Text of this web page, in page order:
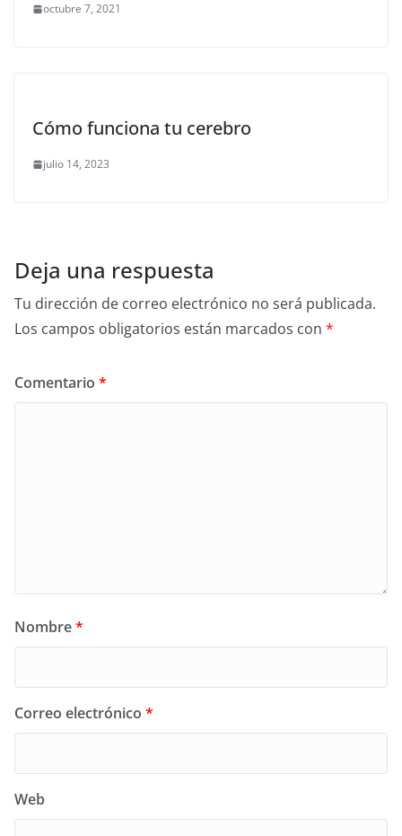
octubre 7, 2021
Cómo funciona tu cerebro
julio 14, 2023
Deja una respuesta
Tu dirección de correo electrónico no será publicada.
Los campos obligatorios están marcados con *
Comentario *
Nombre*
Correo electrónico *
Web